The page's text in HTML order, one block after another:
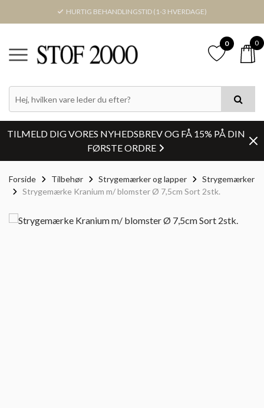
HURTIG BEHANDLINGSTID (1-3 HVERDAGE)
0 0
TILMELD DIG VORES NYHEDSBREV OG FÅ 15% PÅ DIN
FØRSTE ORDRE
Forside Tilbehør Strygemærker og lapper
Strygemærker
Strygemærke Kranium m/ blomster Ø 7,5cm Sort 2stk.